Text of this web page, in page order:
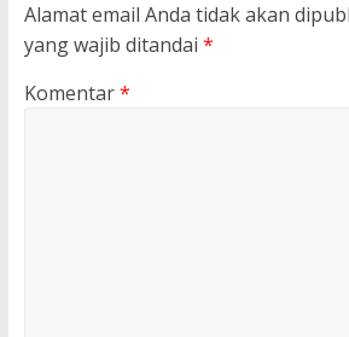
Alamat email Anda tidak akan
yang wajib ditandai *
Komentar*